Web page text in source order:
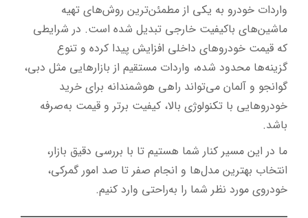
واردات خودرو به یکی از مطمئن‌ترین روش‌های تهیه
ماشین‌های باکیفیت خارجی تبدیل شده است. در شرایطی
که قیمت خودروهای داخلی افزایش پیدا کرده و تنوع
گزینه‌ها محدود شده، واردات مستقیم از بازارهایی مثل دبی،
گوانجو و آلمان می‌تواند راهی هوشمندانه برای خرید
خودروهایی با تکنولوژی بالا، کیفیت برتر و قیمت به‌صرفه
باشد.
ما در این مسیر کنار شما هستیم تا با بررسی دقیق بازار،
انتخاب بهترین مدل‌ها و انجام صفر تا صد امور گمرکی،
خودروی مورد نظر شما را به‌راحتی وارد کنیم.